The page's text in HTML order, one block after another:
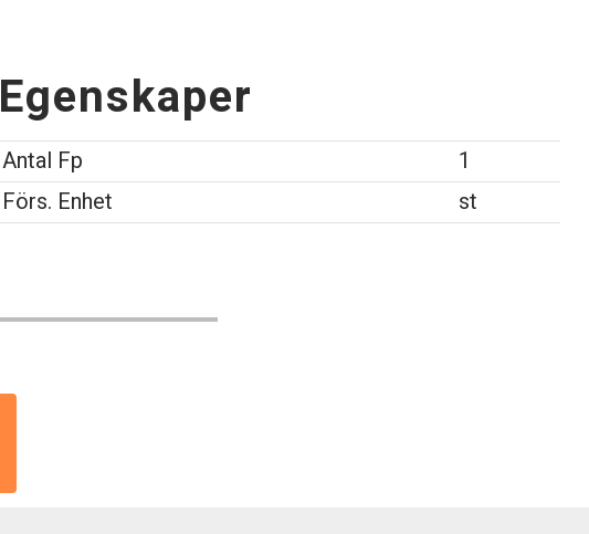
Egenskaper
Antal Fp
1
Förs. Enhet
st